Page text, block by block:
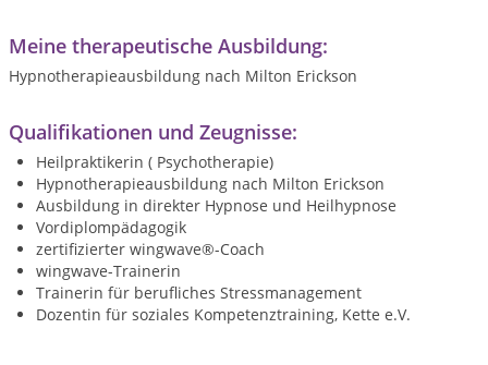
Meine therapeutische Ausbildung:
Hypnotherapieausbildung nach Milton Erickson
Qualifikationen und Zeugnisse:
Heilpraktikerin ( Psychotherapie)
Hypnotherapieausbildung nach Milton Erickson
Ausbildung in direkter Hypnose und Heilhypnose
Vordiplompädagogik
zertifizierter wingwave®-Coach
wingwave-Trainerin
Trainerin für berufliches Stressmanagement
Dozentin für soziales Kompetenztraining, Kette e.V.